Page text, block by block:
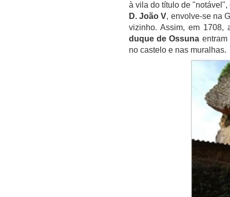
à vila do título de
D. João V, envolve-se na
vizinho. Assim, em 1708,
duque de Ossuna
no castelo e nas muralhas.